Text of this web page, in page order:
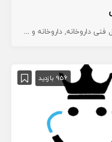
فنی داروخانه داروخانه و داروساز
956 بازدید